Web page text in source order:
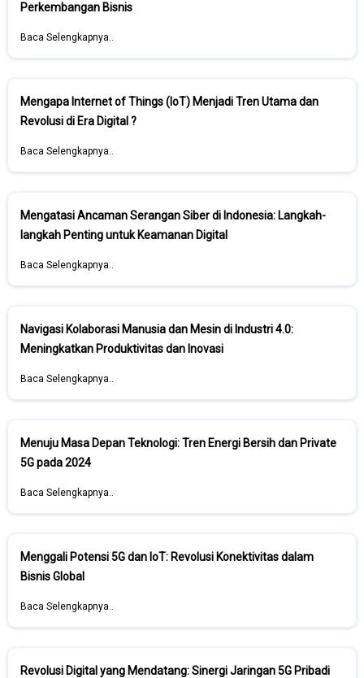
Perkembangan Bisnis
Baca Selengkapnya..
Mengapa Internet of Things (IoT) Menjadi Tren Utama dan
Revolusi di Era Digital ?
Baca Selengkapnya..
Mengatasi Ancaman Serangan Siber di Indonesia: Langkah-
langkah Penting untuk Keamanan Digital
Baca Selengkapnya..
Navigasi Kolaborasi Manusia dan Mesin di Industri 4.0:
Meningkatkan Produktivitas dan Inovasi
Baca Selengkapnya..
Menuju Masa Depan Teknologi: Tren Energi Bersih dan Private
5G pada 2024
Baca Selengkapnya..
Menggali Potensi 5G dan IoT: Revolusi Konektivitas dalam
Bisnis Global
Baca Selengkapnya..
Revolusi Digital yang Mendatang: Sinergi Jaringan 5G Pribadi